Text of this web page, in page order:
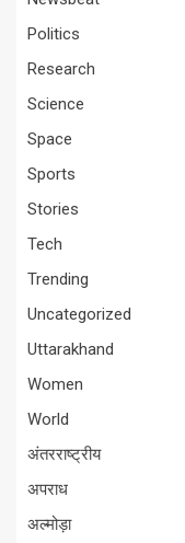
Politics
Research
Science
Space
Sports
Stories
Tech
Trending
Uncategorized
Uttarakhand
Women
World
अंतरराष्ट्रीय
अपराध
अल्मोड़ा